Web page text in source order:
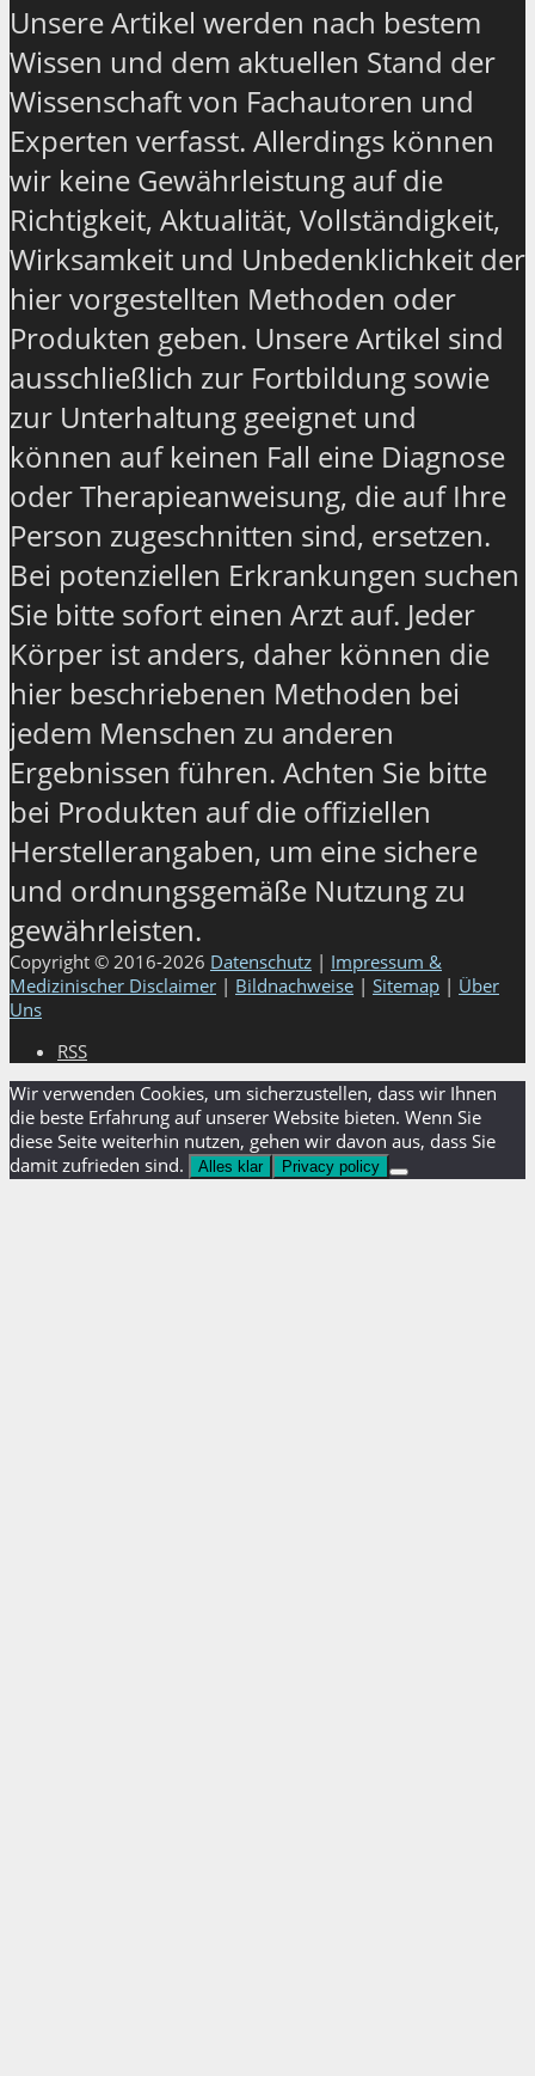
Unsere Artikel werden nach bestem
Wissen und dem aktuellen Stand der
Wissenschaft von Fachautoren und
Experten verfasst. Allerdings können
wir keine Gewährleistung auf die
Richtigkeit, Aktualität, Vollständigkeit,
Wirksamkeit und Unbedenklichkeit der
hier vorgestellten Methoden oder
Produkten geben. Unsere Artikel sind
ausschließlich zur Fortbildung sowie
zur Unterhaltung geeignet und
können auf keinen Fall eine Diagnose
oder Therapieanweisung, die auf Ihre
Person zugeschnitten sind, ersetzen.
Bei potenziellen Erkrankungen suchen
Sie bitte sofort einen Arzt auf. Jeder
Körper ist anders, daher können die
hier beschriebenen Methoden bei
jedem Menschen zu anderen
Ergebnissen führen. Achten Sie bitte
bei Produkten auf die offiziellen
Herstellerangaben, um eine sichere
und ordnungsgemäße Nutzung zu
gewährleisten.
Copyright © 2016-2026 Datenschutz | Impressum &
Medizinischer Disclaimer | Bildnachweise | Sitemap | Über
Uns
RSS
Wir verwenden Cookies, um sicherzustellen, dass wir Ihnen
die beste Erfahrung auf unserer Website bieten. Wenn Sie
diese Seite weiterhin nutzen, gehen wir davon aus, dass Sie
damit zufrieden sind.
Alles klar Privacy policy